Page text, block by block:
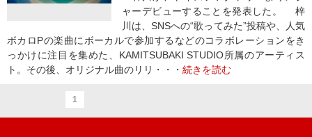
ャーデビューすることを発表した。 梓
川は、SNSへの“歌ってみた”投稿や、人気
ボカロPの楽曲にボーカルで参加するなどのコラボレーションをき
っかけに注目を集めた、KAMITSUBAKI STUDIO所属のアーティス
ト。その後、オリジナル曲のリリ・・・ 続きを読む
1